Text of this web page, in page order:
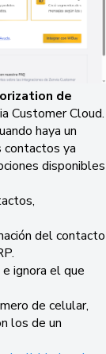
de
Customer Cloud.
haya un
contactos ya
disponibles
del contacto
ignora el que
de celular,
los de un